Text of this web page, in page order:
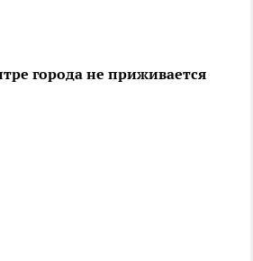
города не приживается